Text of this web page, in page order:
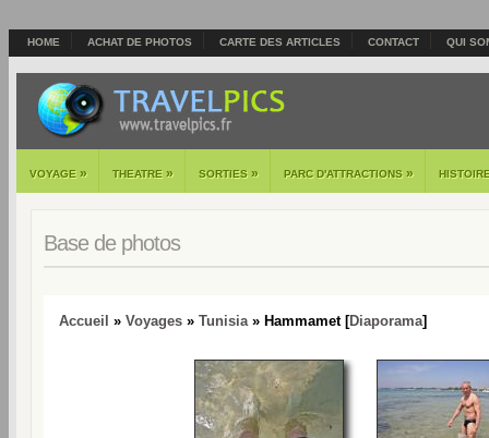
HOME ACHAT DE PHOTOS CARTE DES ARTICLES CONTACT QUI
VOYAGE » THEATRE » SORTIES » PARC D'ATTRACTIONS »
Base de photos
Accueil » Voyages » Tunisia» Hammamet [Diaporama]